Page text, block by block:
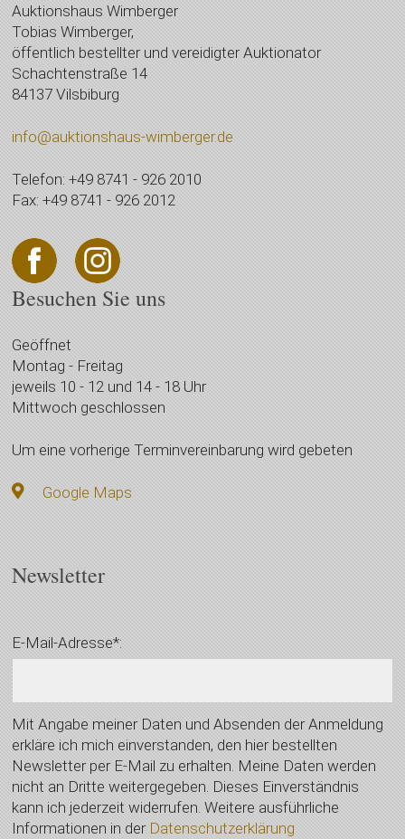
Auktionshaus Wimberger
Tobias Wimberger,
öffentlich bestellter und vereidigter Auktionator
Schachtenstraße 14
84137 Vilsbiburg
info@auktionshaus-wimberger.de
Telefon: +49 8741 - 926 2010
Fax: +49 8741 - 926 2012
Besuchen Sie uns
Geöffnet
Montag - Freitag
jeweils 10 - 12 und 14 - 18 Uhr
Mittwoch geschlossen
Um eine vorherige Terminvereinbarung wird gebeten
Google Maps
Newsletter
E-Mail-Adresse*:
Mit Angabe meiner Daten und Absenden der Anmeldung
erkläre ich mich einverstanden, den hier bestellten
Newsletter per E-Mail zu erhalten. Meine Daten werden
nicht an Dritte weitergegeben. Dieses Einverständnis
kann ich jederzeit widerrufen. Weitere ausführliche
Informationen in der Datenschutzerklärung